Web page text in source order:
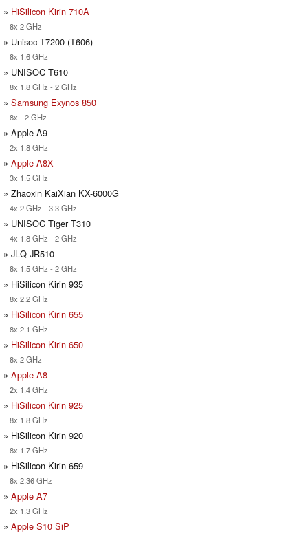
» HiSilicon Kirin 710A
8x 2 GHz
» Unisoc T7200 (T606)
8x 1.6 GHz
» UNISOC T610
8x 1.8 GHz - 2 GHz
» Samsung Exynos 850
8x - 2 GHz
» Apple A9
2x 1.8 GHz
» Apple A8X
3x 1.5 GHz
» Zhaoxin KaiXian KX-6000G
4x 2 GHz - 3.3 GHz
» UNISOC Tiger T310
4x 1.8 GHz - 2 GHz
» JLQ JR510
8x 1.5 GHz - 2 GHz
» HiSilicon Kirin 935
8x 2.2 GHz
» HiSilicon Kirin 655
8x 2.1 GHz
» HiSilicon Kirin 650
8x 2 GHz
» Apple A8
2x 1.4 GHz
» HiSilicon Kirin 925
8x 1.8 GHz
» HiSilicon Kirin 920
8x 1.7 GHz
» HiSilicon Kirin 659
8x 2.36 GHz
» Apple A7
2x 1.3 GHz
» Apple S10 SiP